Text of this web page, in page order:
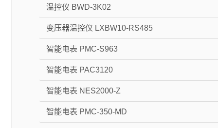
温控仪 BWD-3K02
变压器温控仪 LXBW10-RS485
智能电表 PMC-S963
智能电表 PAC3120
智能电表 NES2000-Z
智能电表 PMC-350-MD